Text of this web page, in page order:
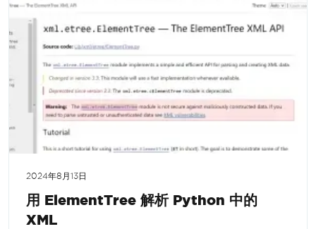
2024年8月13日
用 ElementTree 解析 Python 中的
XML